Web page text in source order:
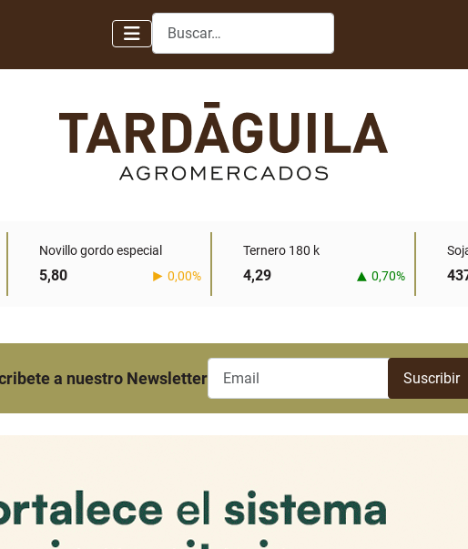
Buscar
Novillo gordo especial
5,80 0,00%
Ternero 180 k
4,29 0,70%
a nuestro Newsletter